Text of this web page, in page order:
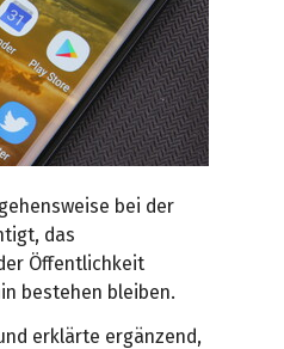
bei der
das
Öffentlichkeit
bestehen bleiben.
erklärte ergänzend,